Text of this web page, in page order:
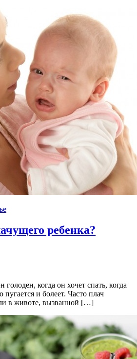
ребенка?
голоден, когда он хочет спать, когда
и болеет. Часто плач
в животе, вызванной […]